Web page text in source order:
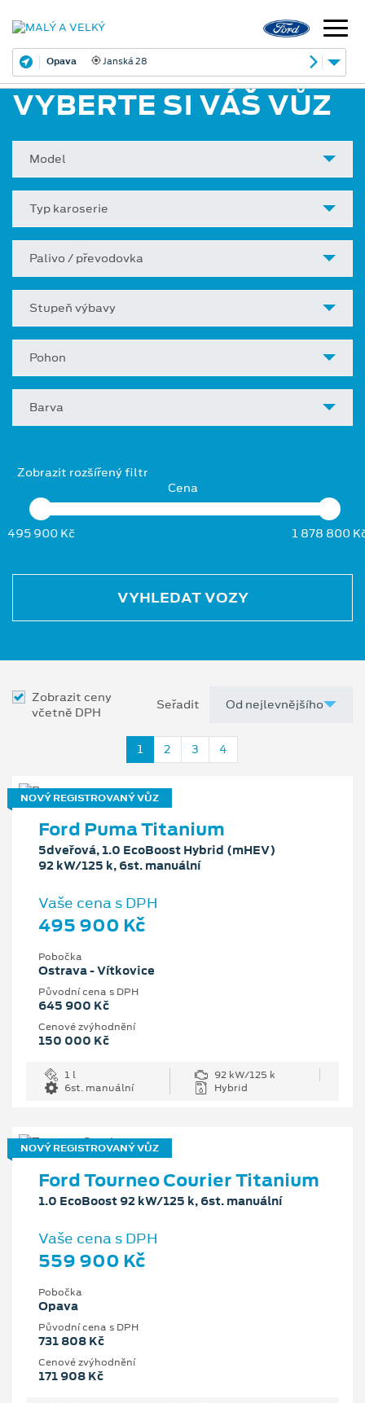
Opava Janská 28
VYBERTE SI VÁŠ VŮZ
Model
Typ karoserie
Palivo / převodovka
Stupeň výbavy
Pohon
Barva
Zobrazit rozšířený filtr
Cena
495 900 Kč 1 878 800
VYHLEDAT VOZY
Zobrazit ceny
včetně DPH
Seřadit
1 2 3 4
NOVÝ REGISTROVANÝ VŮZ
Ford Puma Titanium
5dveřová, 1.0 EcoBoost Hybrid (mHEV)
92 kW/125 k, 6st. manuální
Vaše cena s DPH
495 900 Kč
Pobočka
Ostrava - Vítkovice
Původní cena s DPH
645 900 Kč
Cenové zvýhodnění
150 000 Kč
1 l
92 kW/125 k
6st. manuální
Hybrid
NOVÝ REGISTROVANÝ VŮZ
Ford Tourneo Courier Titanium
1.0 EcoBoost 92 kW/125 k, 6st. manuální
Vaše cena s DPH
559 900 Kč
Pobočka
Opava
Původní cena s DPH
731 808 Kč
Cenové zvýhodnění
171 908 Kč